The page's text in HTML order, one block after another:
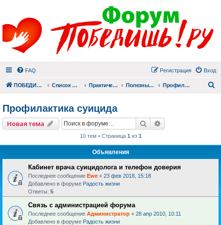
FAQ Вход
Регистрация
ПОБЕДИШЬ.РУ Список форумов Практический раздел Полезные материалы Профилактика суицида
Профилактика суицида
Новая тема Поиск
10 тем • Страница 1 из 1
Объявления
Кабинет врача суицидолога и телефон доверия
Последнее сообщение Ewe « 23 фев 2018, 15:18
Добавлено в форуме Радость жизни
Ответы: 5
Связь с администрацией форума
Последнее сообщение Администратор « 28 апр 2010, 10:11
Добавлено в форуме Радость жизни